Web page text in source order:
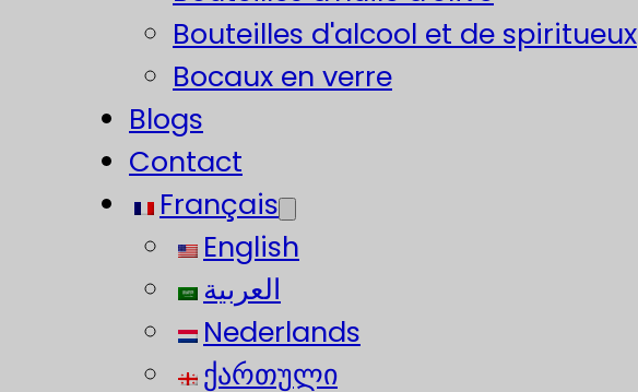
Bouteilles d'alcool et de spiritueux
Bocaux en verre
Blogs
Contact
Français
English
العربية
Nederlands
ქართული